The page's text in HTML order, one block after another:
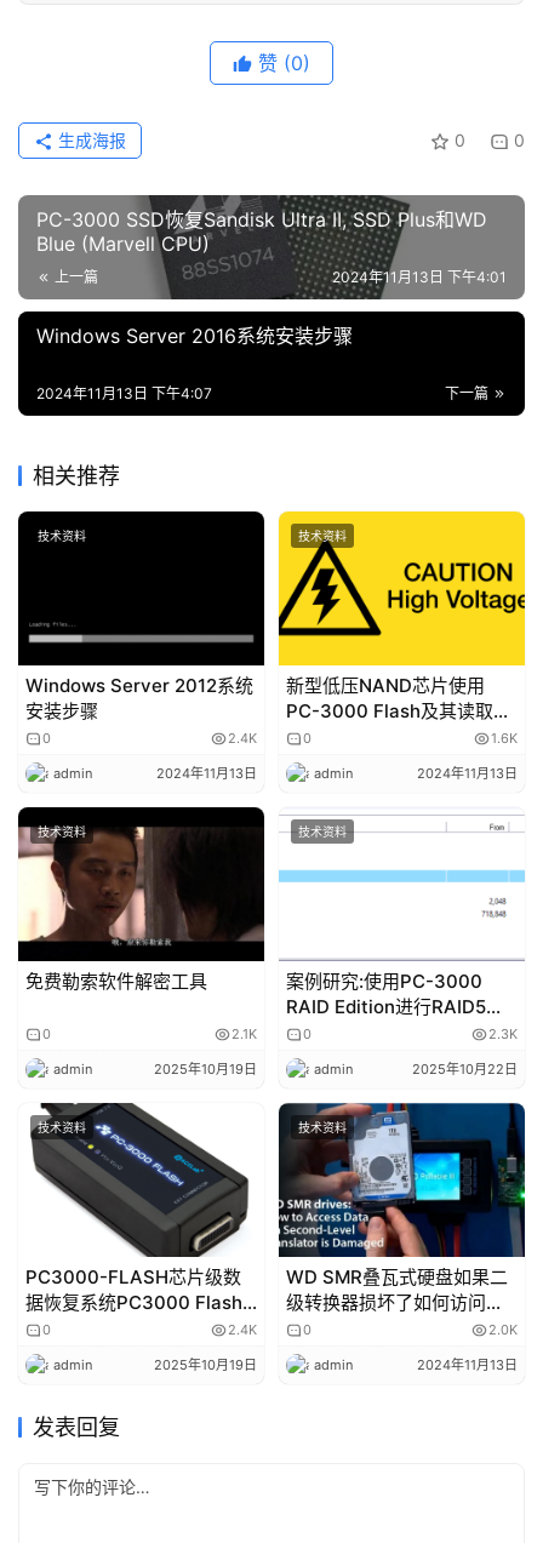
赞 (0)
0 0
生成海报
PC-3000 SSD恢复Sandisk Ultra II, SSD Plus和WD
Blue (Marvell CPU)
上一篇 2024年11月13日 下午4:01
Windows Server 2016系统安装步骤
下一篇
2024年11月13日 下午4:07
相关推荐
技术资料
Windows Server 2012系统
安装步骤
0 2.4K
admin 2024年11月13日
技术资料
新型低压NAND芯片使用
PC-3000 Flash及其读取方
法0 1.6K
admin 2024年11月13日
技术资料
免费勒索软件解密工具
0 2.1K
admin 2025年10月19日
技术资料
案例研究:使用PC-3000
RAID Edition进行RAID5数
据恢复就像1-2-3一样容易
0 2.3K
admin 2025年10月22日
技术资料
PC3000-FLASH芯片级数
据恢复系统PC3000 Flash
闪存存储设备U盘SD卡TF卡
CF卡芯片级数据恢复设备
0 2.4K
admin 2025年10月19日
技术资料
WD SMR叠瓦式硬盘如果二
级转换器损坏了如何访问数
据0 2.0K
admin 2024年11月13日
发表回复